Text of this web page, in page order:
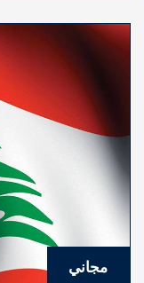
مجاني